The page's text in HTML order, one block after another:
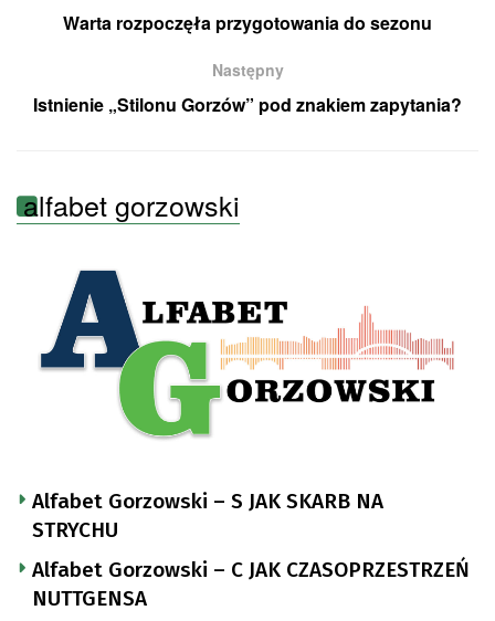
Warta rozpoczęła przygotowania do sezonu
Następny
Istnienie „Stilonu Gorzów” pod znakiem zapytania?
alfabet gorzowski
Alfabet Gorzowski – S JAK SKARB NA
STRYCHU
Alfabet Gorzowski – C JAK CZASOPRZESTRZEŃ
NUTTGENSA